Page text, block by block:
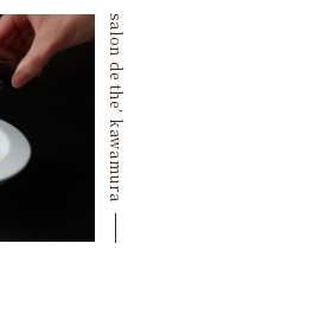
salon de the’ kawamura